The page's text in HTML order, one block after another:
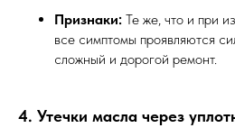
Признаки: Те же, что и при
все симптомы проявляются
сложный и дорогой ремонт.
4. Утечки масла через